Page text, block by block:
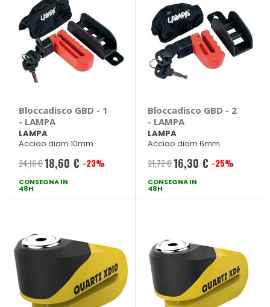
Bloccadisco GBD - 1
- LAMPA
LAMPA
Acciao diam.10mm
24,16 € Prezzo
speciale
18,60 € -23%
CONSEGNA IN
48H
Bloccadisco GBD - 2
- LAMPA
LAMPA
Acciao diam.6mm
21,72 € Prezzo
speciale
16,30 € -25%
CONSEGNA IN
48H